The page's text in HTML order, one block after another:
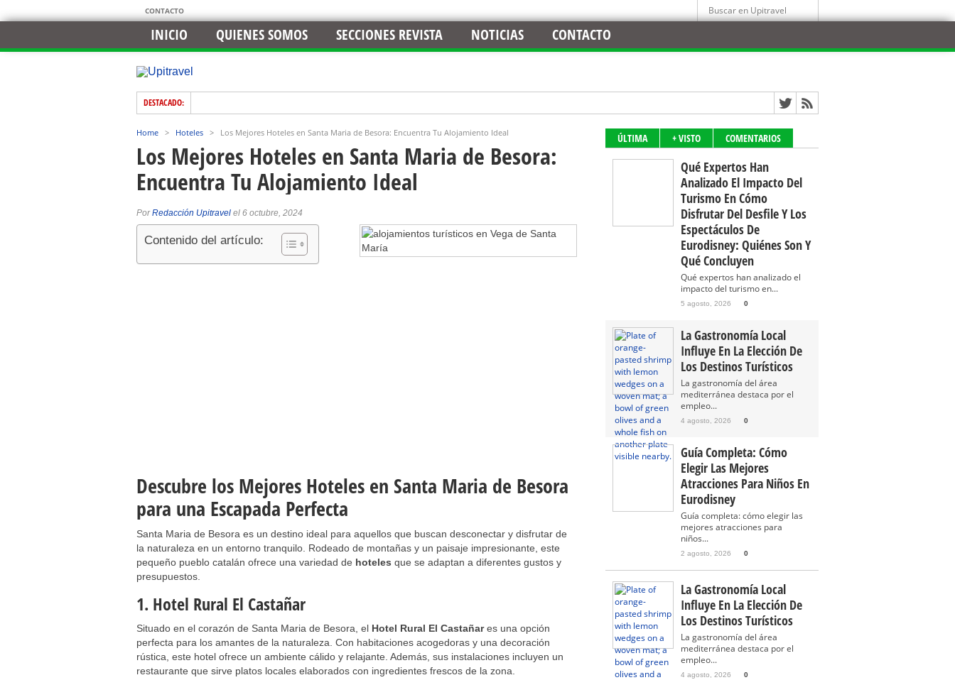
CONTACTO
INICIO QUIENES SOMOS SECCIONES REVISTA NOTICIAS CONTACTO
DESTACADO:
Home > Hoteles > Los Mejores Hoteles en Santa Maria de Besora: Encuentra Tu Alojamiento Ideal
Los Mejores Hoteles en Santa Maria de Besora:
Encuentra Tu Alojamiento Ideal
PorRedacción Upitravel el 6 octubre, 2024
Contenido del artículo:
Descubre los Mejores Hoteles en Santa Maria de Besora
para una Escapada Perfecta
Santa Maria de Besora es un destino ideal para aquellos que buscan desconectar y disfrutar de
la naturaleza en un entorno tranquilo. Rodeado de montañas y un paisaje impresionante, este
pequeño pueblo catalán ofrece una variedad de hoteles que se adaptan a diferentes gustos y
presupuestos.
1. Hotel Rural El Castañar
Situado en el corazón de Santa Maria de Besora, el Hotel Rural El Castañares una opción
perfecta para los amantes de la naturaleza. Con habitaciones acogedoras y una decoración
rústica, este hotel ofrece un ambiente cálido y relajante. Además, sus instalaciones incluyen un
restaurante que sirve platos locales elaborados con ingredientes frescos de la zona.
ÚLTIMA + VISTO COMENTARIOS
Qué Expertos Han
Analizado El Impacto Del
Turismo En Cómo
Disfrutar Del Desfile Y Los
Espectáculos De
Eurodisney: Quiénes Son Y
Qué Concluyen
Qué expertos han analizado el
impacto del turismo en...
5 agosto, 2026 0
La Gastronomía Local
Influye En La Elección De
Los Destinos Turísticos
La gastronomía del área
mediterránea destaca por el
empleo...
4 agosto, 2026 0
Guía Completa: Cómo
Elegir Las Mejores
Atracciones Para Niños En
Eurodisney
Guía completa: cómo elegir las
mejores atracciones para
niños...
2 agosto, 2026 0
La Gastronomía Local
Influye En La Elección De
Los Destinos Turísticos
La gastronomía del área
mediterránea destaca por el
empleo...
4 agosto, 2026 0